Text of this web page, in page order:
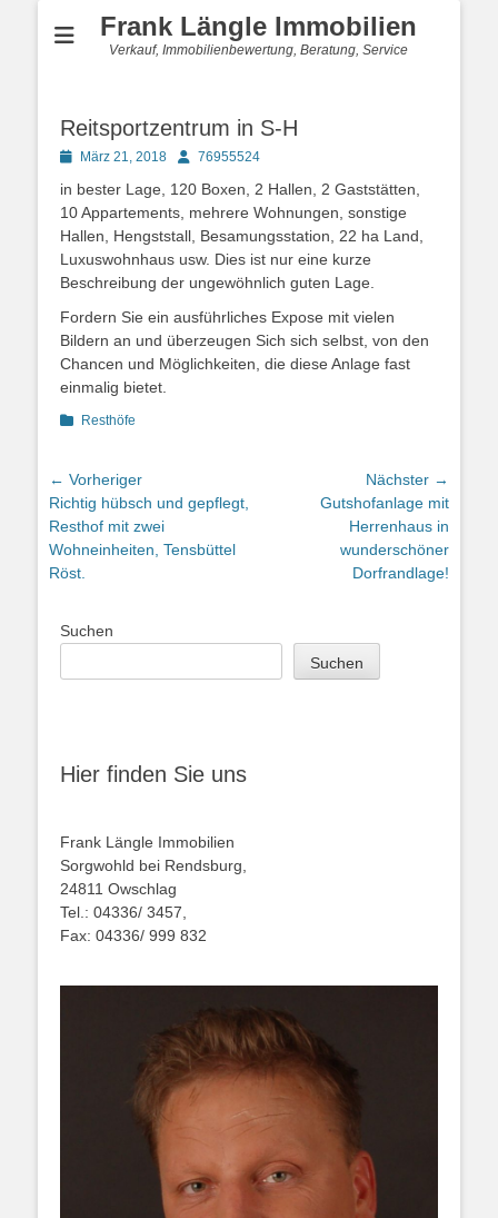
Frank Längle Immobilien
Verkauf, Immobilienbewertung, Beratung, Service
Reitsportzentrum in S-H
PostedMärz 21, 2018 Autor76955524
in bester Lage, 120 Boxen, 2 Hallen, 2 Gaststätten,
10 Appartements, mehrere Wohnungen, sonstige
Hallen, Hengststall, Besamungsstation, 22 ha Land,
Luxuswohnhaus usw. Dies ist nur eine kurze
Beschreibung der ungewöhnlich guten Lage.
Fordern Sie ein ausführliches Expose mit vielen
Bildern an und überzeugen Sich sich selbst, von den
Chancen und Möglichkeiten, die diese Anlage fast
einmalig bietet.
Kategorien
Resthöfe
Beitragsnavigation
← Vorheriger
Vorheriger
Beitrag:
Richtig hübsch und gepflegt,
Resthof mit zwei
Wohneinheiten, Tensbüttel
Röst.
Nächster →
Gutshofanlage mit
Herrenhaus in
wunderschöner
Dorfrandlage!
Suchen
Suchen
Hier finden Sie uns
Frank Längle Immobilien
Sorgwohld bei Rendsburg,
24811 Owschlag
Tel.: 04336/ 3457,
Fax: 04336/ 999 832